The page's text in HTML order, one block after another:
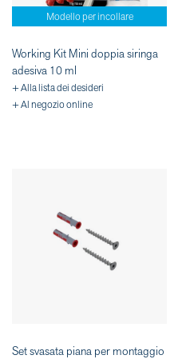
Modello per incollare
Working Kit Mini doppia siringa
adesiva 10 ml
+ Alla lista dei desideri
+ Al negozio online
Set svasata piana per montaggio